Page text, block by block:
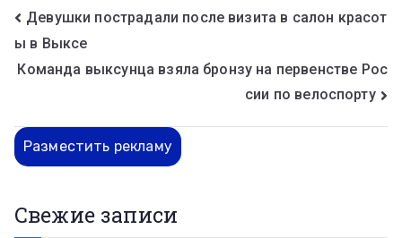
Девушки пострадали после визита в салон красот
ы в Выксе
Команда выксунца взяла бронзу на первенстве Рос
сии по велоспорту
Разместить рекламу
Свежие записи